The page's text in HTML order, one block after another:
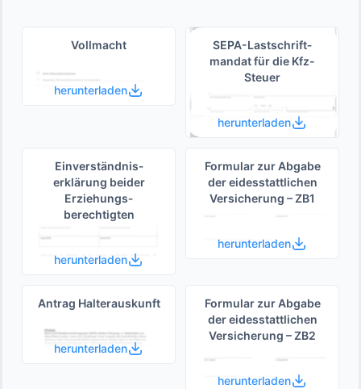
Vollmacht
herunterladen
SEPA-Lastschrift­
mandat für die Kfz-
Steuer
herunterladen
Einverständnis­
erklärung beider
Erziehungs­
berechtigten
herunterladen
Formular zur Abgabe
der eides­stattlichen
Versicherung – ZB1
herunterladen
Antrag Halterauskunft
herunterladen
Formular zur Abgabe
der eides­stattlichen
Versicherung – ZB2
herunterladen